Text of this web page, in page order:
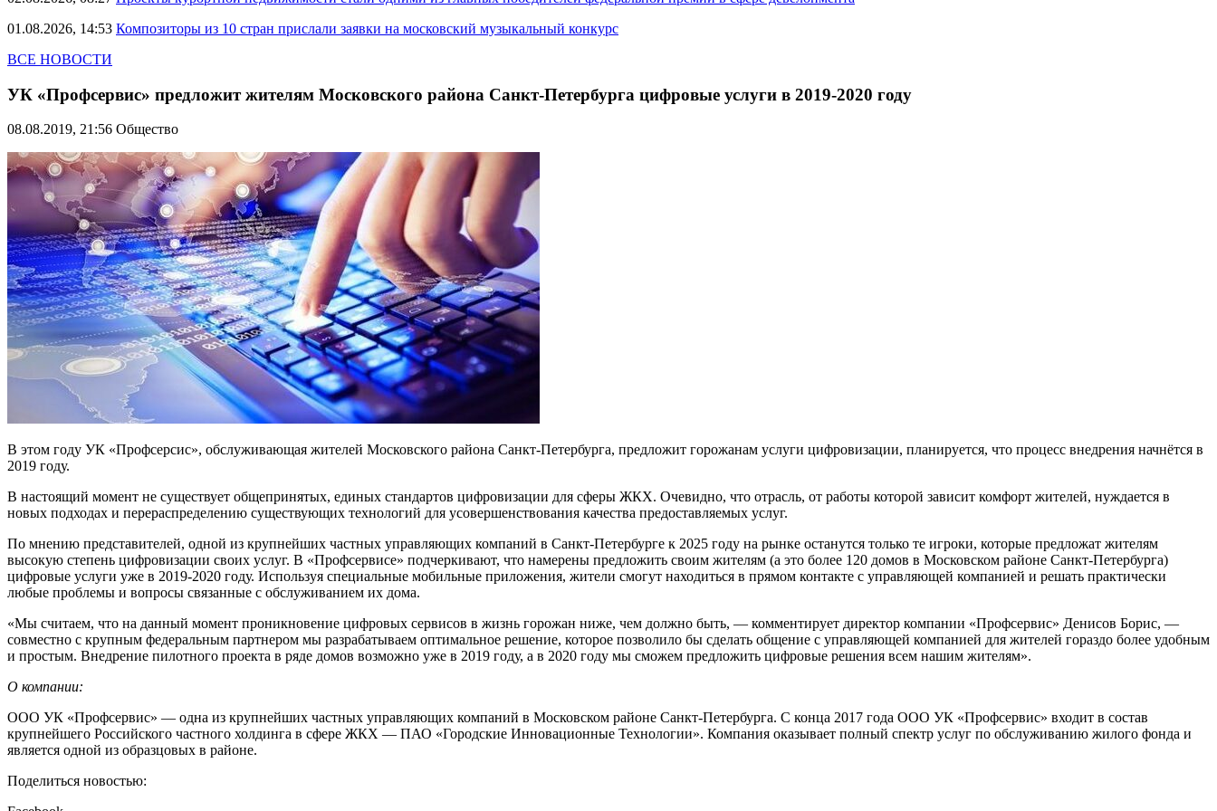
01.08.2026, 14:53 Композиторы из 10 стран прислали заявки на московский музыкальный конкурс
ВСЕ НОВОСТИ
УК «Профсервис» предложит жителям Московского района Санкт-Петербурга цифровые услуги в 2019-2020 году
08.08.2019, 21:56 Общество
В этом году УК «Профсерсис», обслуживающая жителей Московского района Санкт-Петербурга, предложит горожанам услуги цифровизации, планируется, что процесс внедрения начнётся в
2019 году.
В настоящий момент не существует общепринятых, единых стандартов цифровизации для сферы ЖКХ. Очевидно, что отрасль, от работы которой зависит комфорт жителей, нуждается в
новых подходах и перераспределению существующих технологий для усовершенствования качества предоставляемых услуг.
По мнению представителей, одной из крупнейших частных управляющих компаний в Санкт-Петербурге к 2025 году на рынке останутся только те игроки, которые предложат жителям
высокую степень цифровизации своих услуг. В «Профсервисе» подчеркивают, что намерены предложить своим жителям (а это более 120 домов в Московском районе Санкт-Петербурга)
цифровые услуги уже в 2019-2020 году. Используя специальные мобильные приложения, жители смогут находиться в прямом контакте с управляющей компанией и решать практически
любые проблемы и вопросы связанные с обслуживанием их дома.
«Мы считаем, что на данный момент проникновение цифровых сервисов в жизнь горожан ниже, чем должно быть, — комментирует директор компании «Профсервис» Денисов Борис, —
совместно с крупным федеральным партнером мы разрабатываем оптимальное решение, которое позволило бы сделать общение с управляющей компанией для жителей гораздо более удобным
и простым. Внедрение пилотного проекта в ряде домов возможно уже в 2019 году, а в 2020 году мы сможем предложить цифровые решения всем нашим жителям».
О компании:
ООО УК «Профсервис» — одна из крупнейших частных управляющих компаний в Московском районе Санкт-Петербурга. С конца 2017 года ООО УК «Профсервис» входит в состав
крупнейшего Российского частного холдинга в сфере ЖКХ — ПАО «Городские Инновационные Технологии». Компания оказывает полный спектр услуг по обслуживанию жилого фонда и
является одной из образцовых в районе.
Поделиться новостью: